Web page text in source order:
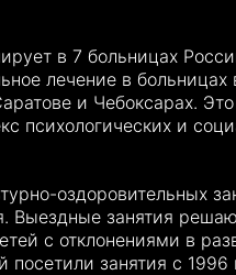
в 7 больницах
лечение в
и Чебоксарах.
психологических и
оздоровительных
Выездные занятия
с отклонениями в
занятия с 1996